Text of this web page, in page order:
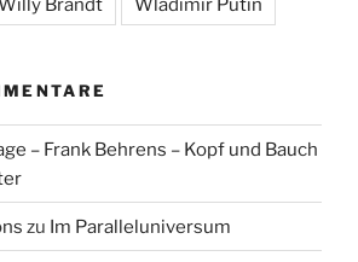
Willy Brandt Wladimir Putin
– Frank Behrens – Kopf und Bauch
zu Im Paralleluniversum